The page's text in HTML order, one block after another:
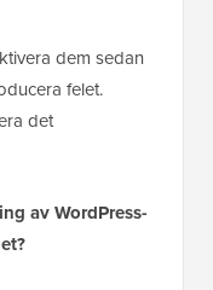
dem sedan
felet.
det
av WordPress-